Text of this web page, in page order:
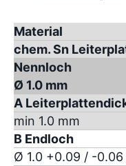
Material
chem. Sn
Nennloch
Ø 1.0 mm
A
min 1.0 mm
B Endloch
Ø 1.0 +0.09 / -0.06